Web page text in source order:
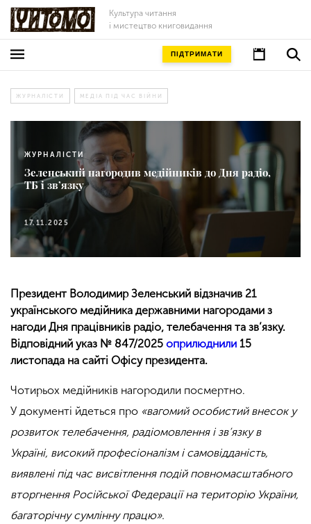
Культура читання
і мистецтво книговидання
ПІДТРИМАТИ
ЖУРНАЛІСТИ МЕДІА ПІД ЧАС ВІЙНИ
ЖУРНАЛІСТИ
Зеленський нагородив медійників до Дня радіо,
ТБ і зв’язку
17.11.2025
Президент Володимир Зеленський відзначив 21
українського медійника державними нагородами з
нагоди Дня працівників радіо, телебачення та зв’язку.
Відповідний указ № 847/2025 оприлюднили 15
листопада на сайті Офісу президента.
Чотирьох медійників нагородили посмертно.
У документі йдеться про «вагомий особистий внесок у
розвиток телебачення, радіомовлення і зв’язку в
Україні, високий професіоналізм і самовідданість,
виявлені під час висвітлення подій повномасштабного
вторгнення Російської Федерації на територію України,
багаторічну сумлінну працю».